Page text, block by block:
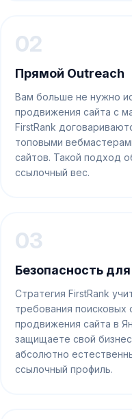
02
Прямой Outreach
Вам больше не нужно
продвижения сайта с
FirstRank
топовыми
сайтов. Такой подход
ссылочный вес.
03
Безопасность
Стратегия FirstRank
требования поисковых
продвижения сайта в
защищаете свой
абсолютно
ссылочный профиль.